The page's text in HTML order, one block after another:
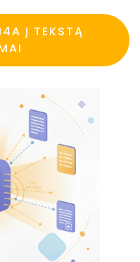
Į TEKSTĄ